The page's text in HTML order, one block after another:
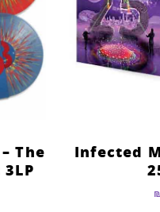
Infected
The